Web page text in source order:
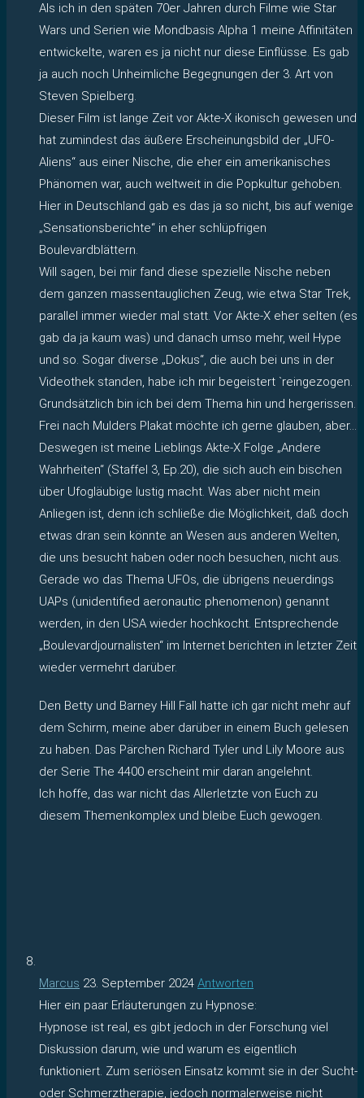
Als ich in den späten 70er Jahren durch Filme wie Star
Wars und Serien wie Mondbasis Alpha 1 meine Affinitäten
entwickelte, waren es ja nicht nur diese Einflüsse. Es gab
ja auch noch Unheimliche Begegnungen der 3. Art von
Steven Spielberg.
Dieser Film ist lange Zeit vor Akte-X ikonisch gewesen und
hat zumindest das äußere Erscheinungsbild der „UFO-
Aliens“ aus einer Nische, die eher ein amerikanisches
Phänomen war, auch weltweit in die Popkultur gehoben.
Hier in Deutschland gab es das ja so nicht, bis auf wenige
„Sensationsberichte“ in eher schlüpfrigen
Boulevardblättern.
Will sagen, bei mir fand diese spezielle Nische neben
dem ganzen massentauglichen Zeug, wie etwa Star Trek,
parallel immer wieder mal statt. Vor Akte-X eher selten (es
gab da ja kaum was) und danach umso mehr, weil Hype
und so. Sogar diverse „Dokus“, die auch bei uns in der
Videothek standen, habe ich mir begeistert `reingezogen.
Grundsätzlich bin ich bei dem Thema hin und hergerissen.
Frei nach Mulders Plakat möchte ich gerne glauben, aber…
Deswegen ist meine Lieblings Akte-X Folge „Andere
Wahrheiten“ (Staffel 3, Ep.20), die sich auch ein bischen
über Ufogläubige lustig macht. Was aber nicht mein
Anliegen ist, denn ich schließe die Möglichkeit, daß doch
etwas dran sein könnte an Wesen aus anderen Welten,
die uns besucht haben oder noch besuchen, nicht aus.
Gerade wo das Thema UFOs, die übrigens neuerdings
UAPs (unidentified aeronautic phenomenon) genannt
werden, in den USA wieder hochkocht. Entsprechende
„Boulevardjournalisten“ im Internet berichten in letzter Zeit
wieder vermehrt darüber.
Den Betty und Barney Hill Fall hatte ich gar nicht mehr auf
dem Schirm, meine aber darüber in einem Buch gelesen
zu haben. Das Pärchen Richard Tyler und Lily Moore aus
der Serie The 4400 erscheint mir daran angelehnt.
Ich hoffe, das war nicht das Allerletzte von Euch zu
diesem Themenkomplex und bleibe Euch gewogen.
Marcus 23. September 2024 Antworten
Hier ein paar Erläuterungen zu Hypnose:
Hypnose ist real, es gibt jedoch in der Forschung viel
Diskussion darum, wie und warum es eigentlich
funktioniert. Zum seriösen Einsatz kommt sie in der Sucht-
oder Schmerztherapie, jedoch normalerweise nicht